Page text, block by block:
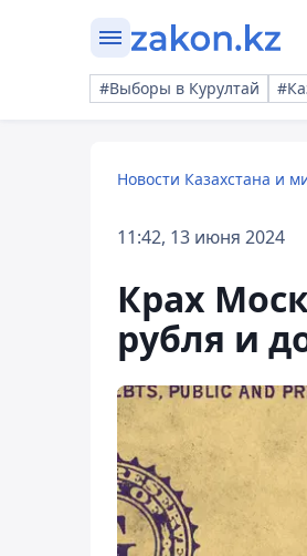
#Выборы в Курултай
Новости Казахстана и
11:42, 13 июня 2024
Крах
рубля и